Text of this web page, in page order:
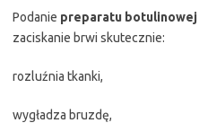
Podanie preparatu botulinowej
zaciskanie brwi skutecznie:
rozluźnia tkanki,
wygładza bruzdę,